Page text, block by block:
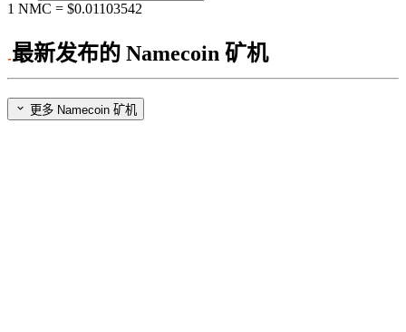
1 NMC = $0.01103542
最新发布的 Namecoin 矿机
更多 Namecoin 矿机